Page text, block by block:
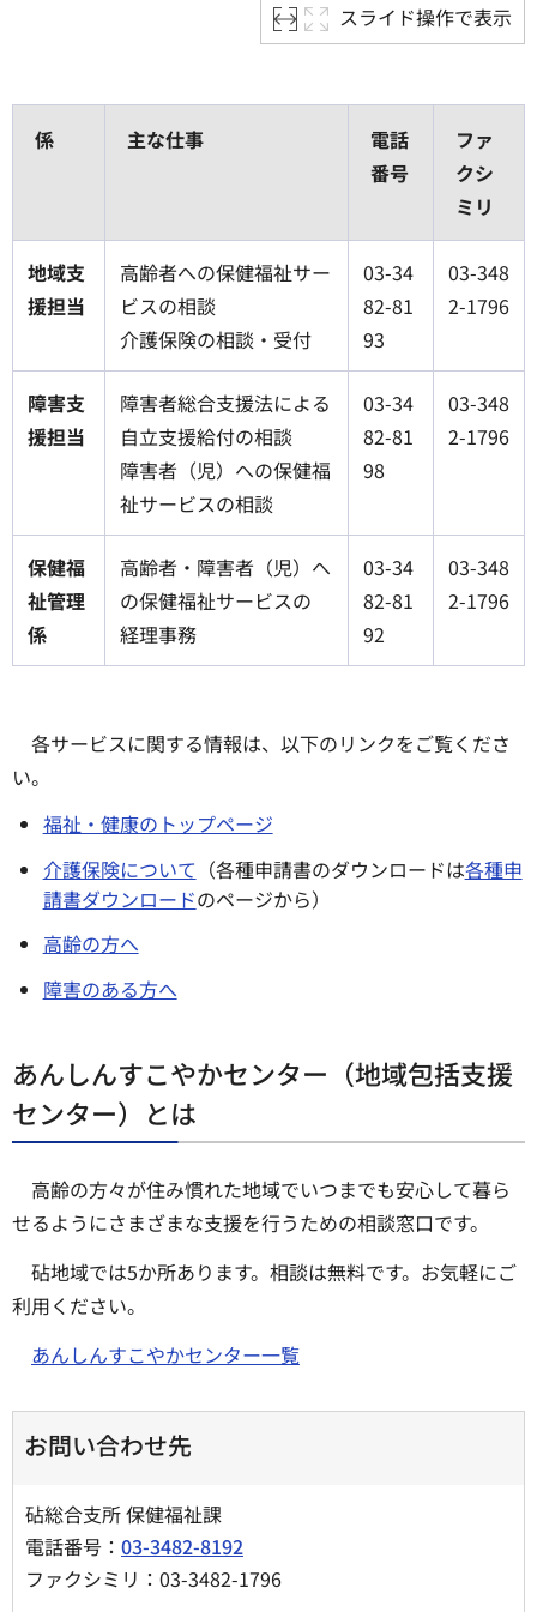
スライド操作で表示
係 主な仕事
電話
番号
ファ
クシ
ミリ
地域支
援担当
高齢者への保健福祉サー
ビスの相談
介護保険の相談・受付
03-34
82-81
93
03-348
2-1796
障害支
援担当
障害者総合支援法による
自立支援給付の相談
障害者（児）への保健福
祉サービスの相談
03-34
82-81
98
03-348
2-1796
保健福
祉管理
係
高齢者・障害者（児）へ
の保健福祉サービスの
経理事務
03-34
82-81
92
03-348
2-1796
各サービスに関する情報は、以下のリンクをご覧くださ
い。
福祉・健康のトップページ
介護保険について （各種申請書のダウンロードは各種申
請書ダウンロードのページから）
高齢の方へ
障害のある方へ
あんしんすこやかセンター（地域包括支援
センター）とは
高齢の方々が住み慣れた地域でいつまでも安心して暮ら
せるようにさまざまな支援を行うための相談窓口です。
砧地域では5か所あります。相談は無料です。お気軽にご
利用ください。
あんしんすこやかセンター一覧
お問い合わせ先
砧総合支所 保健福祉課
電話番号： 03-3482-8192
ファクシミリ：03-3482-1796